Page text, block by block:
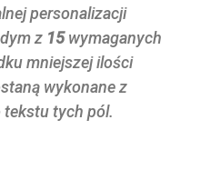
personalizacji
z 15wymaganych
mniejszej ilości
wykonane z
tych pól.